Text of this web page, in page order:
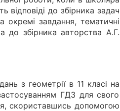
до збірника задач
окремі завдання, тематичні
до збірника авторства А.Г.
з геометрії в 11 класі на
ГДЗ для свого
скориставшись допомогою